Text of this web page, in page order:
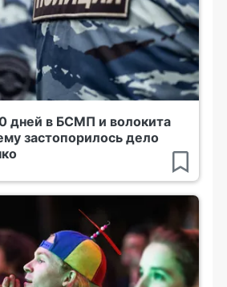
дней в БСМП и волокита
застопорилось дело